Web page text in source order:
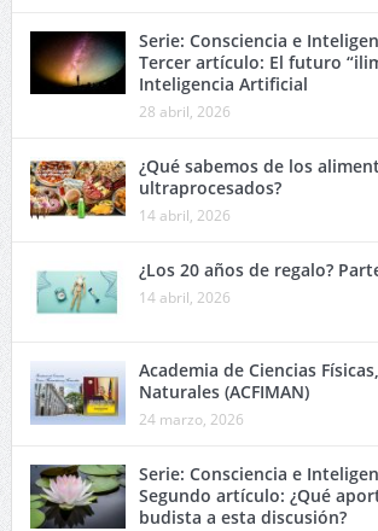
Serie: Consciencia e
Tercer artículo: El futuro
Inteligencia Artificial
28 abril, 2026
¿Qué sabemos de los
ultraprocesados?
14 abril, 2026
¿Los 20 años de regalo?
14 abril, 2026
Academia de Ciencias
Naturales (ACFIMAN)
24 marzo, 2026
Serie: Consciencia e
Segundo artículo: ¿Qué
budista a esta discusión?